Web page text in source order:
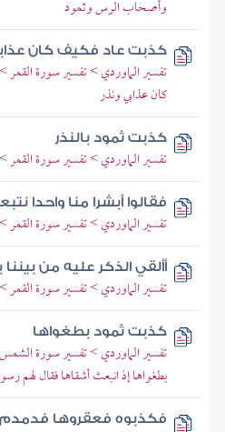
وأصحاب الرس وثمود
كذبت عاد فكيف كان
تفسير الماوردي > تفسير سورة
كان عذابي ونذر
كذبت ثمود بالنذر
تفسير الماوردي > تفسير سورة القمر
فقالوا أبشرا منا واحدا
تفسير الماوردي > تفسير سورة القمر
أألقي الذكر عليه من
تفسير الماوردي > تفسير سورة القمر
كذبت ثمود بطغواها
تفسير الماوردي > تفسير سورة
بطغواها إذ انبعث أشقاها فقال لهم
فكذبوه فعقروها